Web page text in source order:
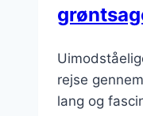
rejse
lang og